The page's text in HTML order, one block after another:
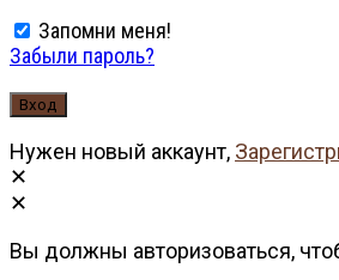
Запомни меня!
Забыли пароль?
Нужен новый аккаунт,
Вы должны авторизоваться,